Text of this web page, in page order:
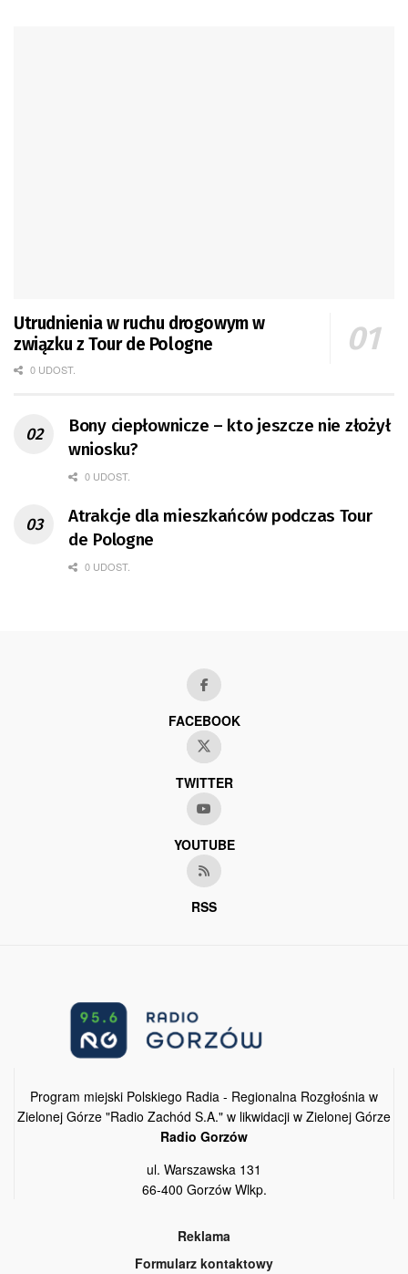
Utrudnienia w ruchu drogowym w
związku z Tour de Pologne
0 UDOST.
Bony ciepłownicze – kto jeszcze nie złożył
wniosku?
0 UDOST.
Atrakcje dla mieszkańców podczas Tour
de Pologne
0 UDOST.
FACEBOOK
TWITTER
YOUTUBE
RSS
Program miejski Polskiego Radia - Regionalna Rozgłośnia w
Zielonej Górze "Radio Zachód S.A." w likwidacji w Zielonej Górze
Radio Gorzów
ul. Warszawska 131
66-400 Gorzów Wlkp.
Reklama
Formularz kontaktowy